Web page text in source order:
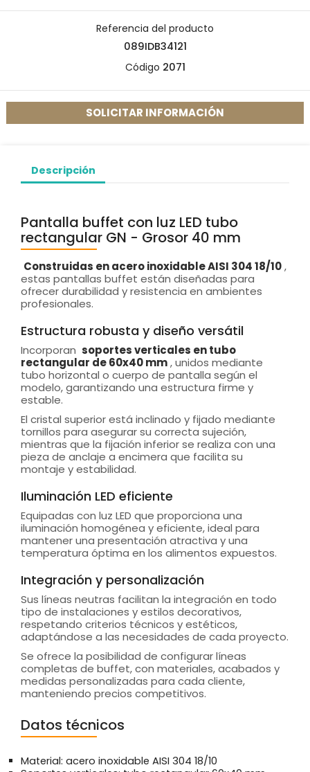
Referencia del producto
089IDB34121
Código 2071
SOLICITAR INFORMACIÓN
Descripción
Pantalla buffet con luz LED tubo
rectangular GN - Grosor 40 mm
Construidas en acero inoxidable AISI 304 18/10,
estas pantallas buffet están diseñadas para
ofrecer durabilidad y resistencia en ambientes
profesionales.
Estructura robusta y diseño versátil
Incorporan soportes verticales en tubo
rectangular de 60x40 mm, unidos mediante
tubo horizontal o cuerpo de pantalla según el
modelo, garantizando una estructura firme y
estable.
El cristal superior está inclinado y fijado mediante
tornillos para asegurar su correcta sujeción,
mientras que la fijación inferior se realiza con una
pieza de anclaje a encimera que facilita su
montaje y estabilidad.
Iluminación LED eficiente
Equipadas con luz LED que proporciona una
iluminación homogénea y eficiente, ideal para
mantener una presentación atractiva y una
temperatura óptima en los alimentos expuestos.
Integración y personalización
Sus líneas neutras facilitan la integración en todo
tipo de instalaciones y estilos decorativos,
respetando criterios técnicos y estéticos,
adaptándose a las necesidades de cada proyecto.
Se ofrece la posibilidad de configurar líneas
completas de buffet, con materiales, acabados y
medidas personalizadas para cada cliente,
manteniendo precios competitivos.
Datos técnicos
Material: acero inoxidable AISI 304 18/10